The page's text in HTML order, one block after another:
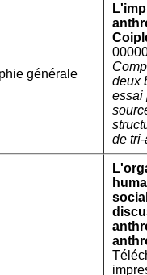
générale
deux
essai
de